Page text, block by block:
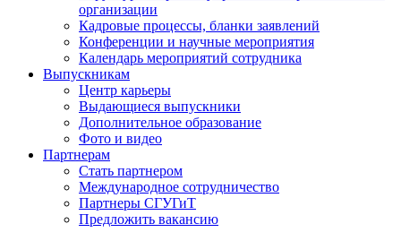
организации
Кадровые процессы, бланки заявлений
Конференции и научные мероприятия
Календарь мероприятий сотрудника
Выпускникам
Центр карьеры
Выдающиеся выпускники
Дополнительное образование
Фото и видео
Партнерам
Стать партнером
Международное сотрудничество
Партнеры СГУГиТ
Предложить вакансию